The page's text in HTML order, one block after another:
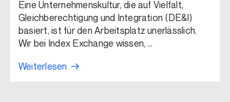
Eine Unternehmenskultur, die auf Vielfalt,
Gleichberechtigung und Integration (DE&I)
basiert, ist für den Arbeitsplatz unerlässlich.
Wir bei Index Exchange wissen, …
Weiterlesen